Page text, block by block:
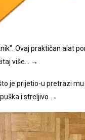
Ovaj praktičan alat
više… →
je prijetio-u pretrazi
i streljivo →